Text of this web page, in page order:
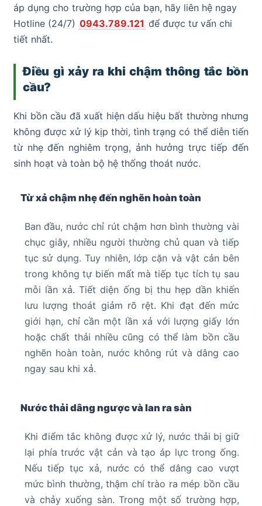
áp dụng cho trường hợp của bạn, hãy liên hệ ngay
Hotline (24/7) 0943.789.121 để được tư vấn chi
tiết nhất.
Điều gì xảy ra khi chậm thông tắc bồn
cầu?
Khi bồn cầu đã xuất hiện dấu hiệu bất thường nhưng
không được xử lý kịp thời, tình trạng có thể diễn tiến
từ nhẹ đến nghiêm trọng, ảnh hưởng trực tiếp đến
sinh hoạt và toàn bộ hệ thống thoát nước.
Từ xả chậm nhẹ đến nghẽn hoàn toàn
Ban đầu, nước chỉ rút chậm hơn bình thường vài
chục giây, nhiều người thường chủ quan và tiếp
tục sử dụng. Tuy nhiên, lớp cặn và vật cản bên
trong không tự biến mất mà tiếp tục tích tụ sau
mỗi lần xả. Tiết diện ống bị thu hẹp dần khiến
lưu lượng thoát giảm rõ rệt. Khi đạt đến mức
giới hạn, chỉ cần một lần xả với lượng giấy lớn
hoặc chất thải nhiều cũng có thể làm bồn cầu
nghẽn hoàn toàn, nước không rút và dâng cao
ngay sau khi xả.
Nước thải dâng ngược và lan ra sàn
Khi điểm tắc không được xử lý, nước thải bị giữ
lại phía trước vật cản và tạo áp lực trong ống.
Nếu tiếp tục xả, nước có thể dâng cao vượt
mức bình thường, thậm chí trào ra mép bồn cầu
và chảy xuống sàn. Trong một số trường hợp,